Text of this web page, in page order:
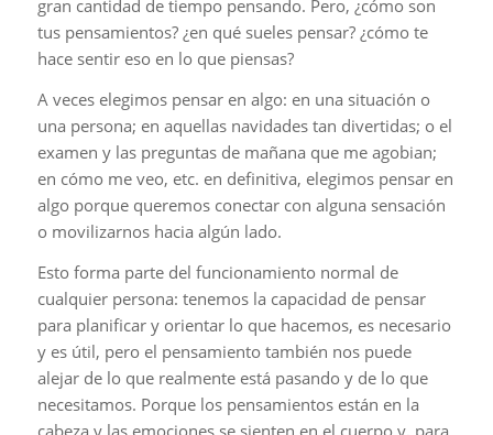
gran cantidad de tiempo pensando. Pero, ¿cómo son
tus pensamientos? ¿en qué sueles pensar? ¿cómo te
hace sentir eso en lo que piensas?
A veces elegimos pensar en algo: en una situación o
una persona; en aquellas navidades tan divertidas; o el
examen y las preguntas de mañana que me agobian;
en cómo me veo, etc. en definitiva, elegimos pensar en
algo porque queremos conectar con alguna sensación
o movilizarnos hacia algún lado.
Esto forma parte del funcionamiento normal de
cualquier persona: tenemos la capacidad de pensar
para planificar y orientar lo que hacemos, es necesario
y es útil, pero el pensamiento también nos puede
alejar de lo que realmente está pasando y de lo que
necesitamos. Porque los pensamientos están en la
cabeza y las emociones se sienten en el cuerpo y, para